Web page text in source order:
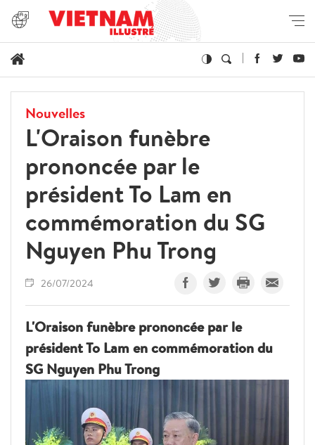
Nouvelles
L'Oraison funèbre
prononcée par le
président To Lam en
commémoration du SG
Nguyen Phu Trong
26/07/2024
L'Oraison funèbre prononcée par le
président To Lam en commémoration du
SG Nguyen Phu Trong